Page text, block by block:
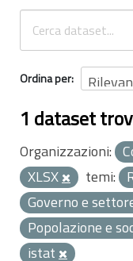
INFORMAZIONI
Ordina per
1 dataset
Organizzazioni:
XLSX
temi:
Governo e
Popolazione e
istat